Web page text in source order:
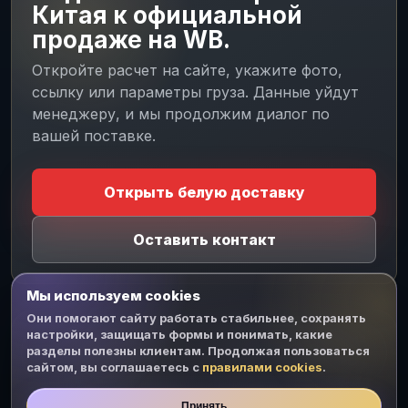
Китая к официальной
продаже на WB.
Откройте расчет на сайте, укажите фото,
ссылку или параметры груза. Данные уйдут
менеджеру, и мы продолжим диалог по
вашей поставке.
Открыть белую доставку
Оставить контакт
Белая доставка из
Китая для
маркетплейсов
Доставка товаров из
Китая для Wildberries
Личный чат
Напишите менеджеру CJ
Войдите или создайте кабинет прямо здесь.
Диалог останется на сайте, а менеджер ответит
Войти Создать Пароль
Мы используем cookies
Они помогают сайту работать стабильнее, сохранять
настройки, защищать формы и понимать, какие
разделы полезны клиентам. Продолжая пользоваться
сайтом, вы соглашаетесь с правилами cookies.